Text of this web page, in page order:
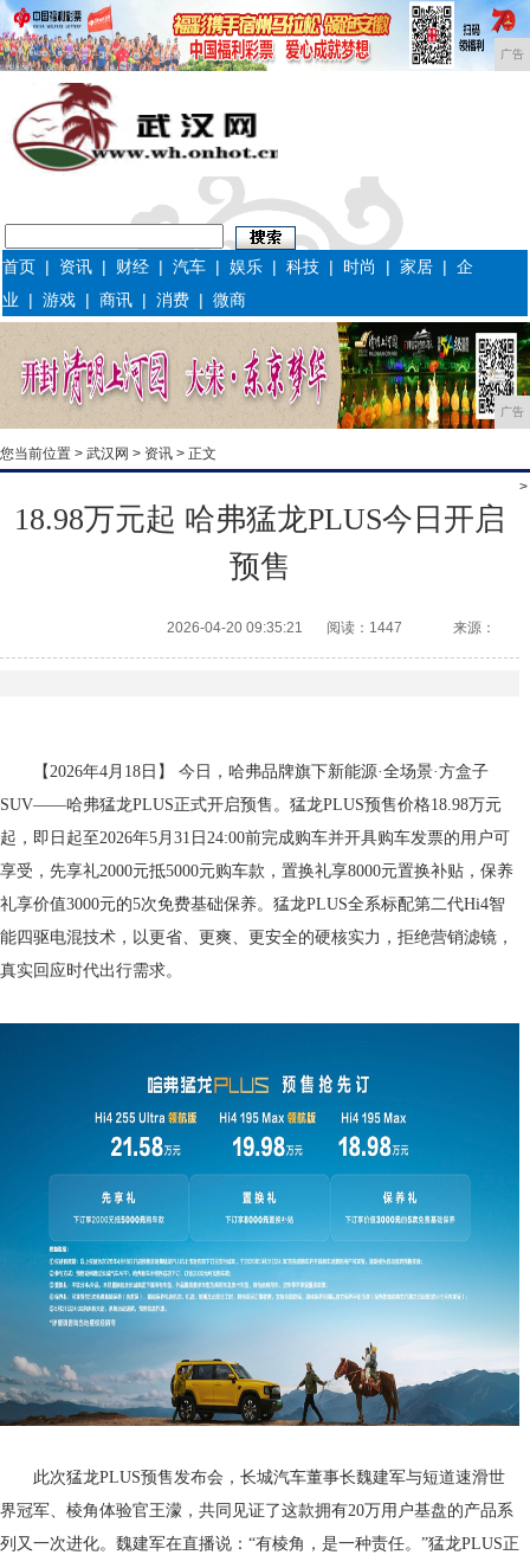
广告
首页 | 资讯 | 财经 |汽车 |娱乐 |科技 | 时尚 |家居 |企
业 |游戏 |商讯 |消费 |微商
广告
您当前位置 > 武汉网 > 资讯 > 正文
>
18.98万元起 哈弗猛龙PLUS今日开启
预售
2026-04-20 09:35:21 阅读：1447 来源：
【2026年4月18日】 今日，哈弗品牌旗下新能源·全场景·方盒子
SUV——哈弗猛龙PLUS正式开启预售。猛龙PLUS预售价格18.98万元
起，即日起至2026年5月31日24:00前完成购车并开具购车发票的用户可
享受，先享礼2000元抵5000元购车款，置换礼享8000元置换补贴，保养
礼享价值3000元的5次免费基础保养。猛龙PLUS全系标配第二代Hi4智
能四驱电混技术，以更省、更爽、更安全的硬核实力，拒绝营销滤镜，
真实回应时代出行需求。
此次猛龙PLUS预售发布会，长城汽车董事长魏建军与短道速滑世
界冠军、棱角体验官王濛，共同见证了这款拥有20万用户基盘的产品系
列又一次进化。魏建军在直播说：“有棱角，是一种责任。”猛龙PLUS正